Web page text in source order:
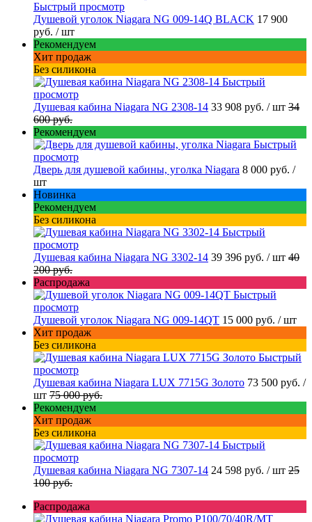
Быстрый просмотр
Душевой уголок Niagara NG 009-14Q BLACK 17 900
руб. / шт
Рекомендуем
Хит продаж
Без силикона
Быстрый
просмотр
Душевая кабина Niagara NG 2308-14 33 908 руб. / шт 34
600 руб.
Рекомендуем
Быстрый
просмотр
Дверь для душевой кабины, уголка Niagara 8 000 руб. /
шт
Новинка
Рекомендуем
Без силикона
Быстрый
просмотр
Душевая кабина Niagara NG 3302-14 39 396 руб. / шт 40
200 руб.
Распродажа
Быстрый
просмотр
Душевой уголок Niagara NG 009-14QT 15 000 руб. / шт
Хит продаж
Без силикона
Быстрый
просмотр
Душевая кабина Niagara LUX 7715G Золото 73 500 руб. /
шт 75 000 руб.
Рекомендуем
Хит продаж
Без силикона
Быстрый
просмотр
Душевая кабина Niagara NG 7307-14 24 598 руб. / шт 25
100 руб.
Распродажа